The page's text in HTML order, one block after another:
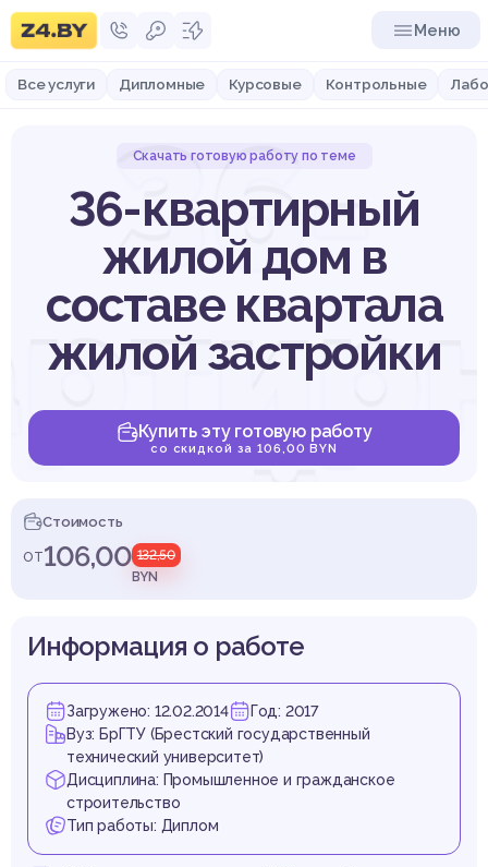
Меню
Все услуги Дипломные Курсовые Контрольные
Скачать готовую работу по теме
36-квартирный
жилой дом в
составе квартала
жилой застройки
Купить эту готовую работу
со скидкой за 106,00 BYN
36-
Стоимость
от106,00 132,50
BYN
Информация о работе
Загружено: 12.02.2014
Год: 2017
Вуз: БрГТУ (Брестский государственный
технический университет)
Дисциплина: Промышленное и гражданское
строительство
Тип работы: Диплом